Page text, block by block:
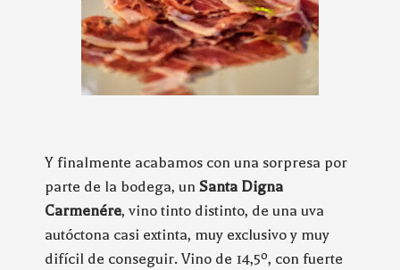
Y finalmente acabamos con una sorpresa por
parte de la bodega, un Santa Digna
Carmenére, vino tinto distinto, de una uva
autóctona casi extinta, muy exclusivo y muy
difícil de conseguir. Vino de 14,5º, con fuerte